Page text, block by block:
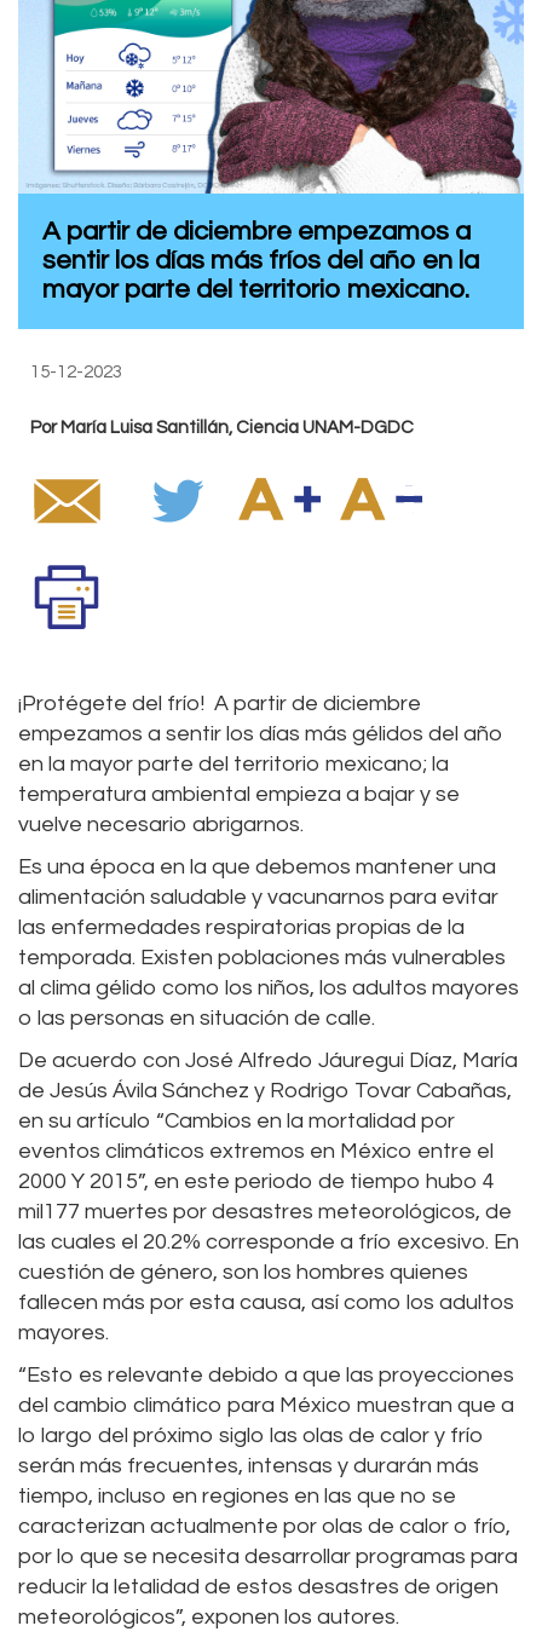
A partir de diciembre empezamos a
sentir los días más fríos del año en la
mayor parte del territorio mexicano.
15-12-2023
Por María Luisa Santillán, Ciencia UNAM-DGDC
¡Protégete del frío! A partir de diciembre
empezamos a sentir los días más gélidos del año
en la mayor parte del territorio mexicano; la
temperatura ambiental empieza a bajar y se
vuelve necesario abrigarnos.
Es una época en la que debemos mantener una
alimentación saludable y vacunarnos para evitar
las enfermedades respiratorias propias de la
temporada. Existen poblaciones más vulnerables
al clima gélido como los niños, los adultos mayores
o las personas en situación de calle.
De acuerdo con José Alfredo Jáuregui Díaz, María
de Jesús Ávila Sánchez y Rodrigo Tovar Cabañas,
en su artículo “Cambios en la mortalidad por
eventos climáticos extremos en México entre el
2000 Y 2015”, en este periodo de tiempo hubo 4
mil177 muertes por desastres meteorológicos, de
las cuales el 20.2% corresponde a frío excesivo. En
cuestión de género, son los hombres quienes
fallecen más por esta causa, así como los adultos
mayores.
“Esto es relevante debido a que las proyecciones
del cambio climático para México muestran que a
lo largo del próximo siglo las olas de calor y frío
serán más frecuentes, intensas y durarán más
tiempo, incluso en regiones en las que no se
caracterizan actualmente por olas de calor o frío,
por lo que se necesita desarrollar programas para
reducir la letalidad de estos desastres de origen
meteorológicos”, exponen los autores.